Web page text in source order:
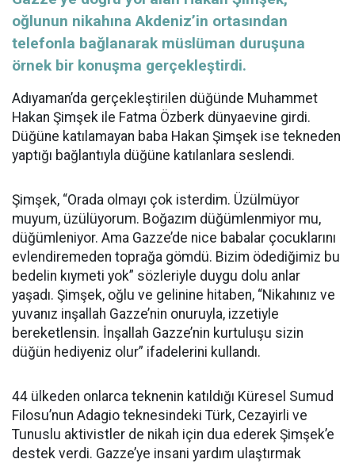
oğlunun nikahına Akdeniz’in ortasından
telefonla bağlanarak müslüman duruşuna
örnek bir konuşma gerçekleştirdi.
Adıyaman’da gerçekleştirilen düğünde Muhammet
Hakan Şimşek ile Fatma Özberk dünyaevine girdi.
Düğüne katılamayan baba Hakan Şimşek ise tekneden
yaptığı bağlantıyla düğüne katılanlara seslendi.
Şimşek, “Orada olmayı çok isterdim. Üzülmüyor
muyum, üzülüyorum. Boğazım düğümlenmiyor mu,
düğümleniyor. Ama Gazze’de nice babalar çocuklarını
evlendiremeden toprağa gömdü. Bizim ödediğimiz bu
bedelin kıymeti yok” sözleriyle duygu dolu anlar
yaşadı. Şimşek, oğlu ve gelinine hitaben, “Nikahınız ve
yuvanız inşallah Gazze’nin onuruyla, izzetiyle
bereketlensin. İnşallah Gazze’nin kurtuluşu sizin
düğün hediyeniz olur” ifadelerini kullandı.
44 ülkeden onlarca teknenin katıldığı Küresel Sumud
Filosu’nun Adagio teknesindeki Türk, Cezayirli ve
Tunuslu aktivistler de nikah için dua ederek Şimşek’e
destek verdi. Gazze’ye insani yardım ulaştırmak